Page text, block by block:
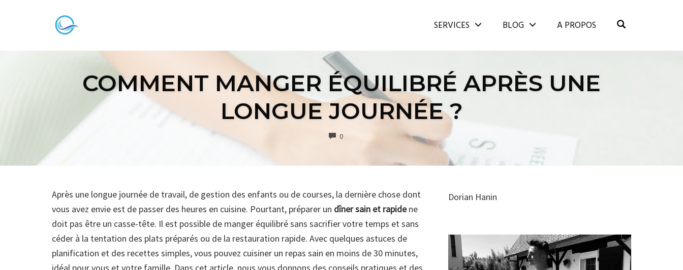
SERVICES BLOG A PROPOS OPEN SEARCH
COMMENT MANGER ÉQUILIBRÉ APRÈS UNE
LONGUE JOURNÉE ?
0COMMENTS
Après une longue journée de travail, de gestion des enfants ou de courses, la dernière chose dont
vous avez envie est de passer des heures en cuisine. Pourtant, préparer un dîner sain et rapidene
doit pas être un casse-tête. Il est possible de manger équilibré sans sacrifier votre temps et sans
céder à la tentation des plats préparés ou de la restauration rapide. Avec quelques astuces de
planification et des recettes simples, vous pouvez cuisiner un repas sain en moins de 30 minutes,
Dorian Hanin